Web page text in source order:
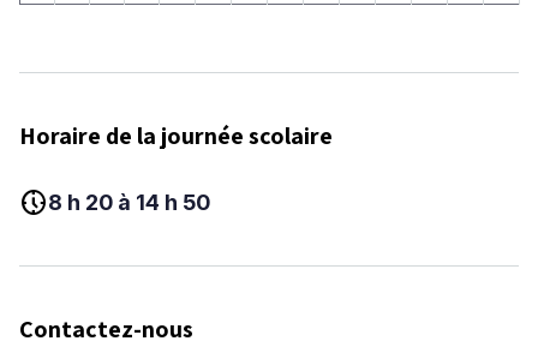
Horaire de la journée scolaire
nest_clock_farsight_analog8 h 20 à 14 h 50
Contactez-nous